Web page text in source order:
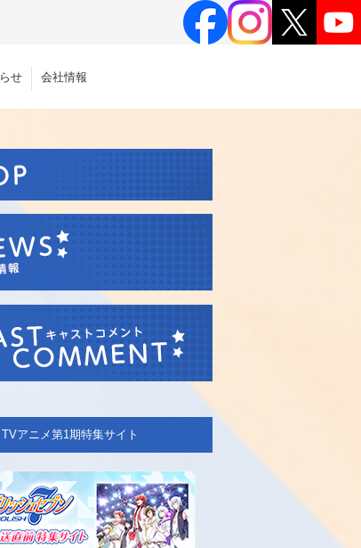
せ 会社情報
TVアニメ第1期特集サイト